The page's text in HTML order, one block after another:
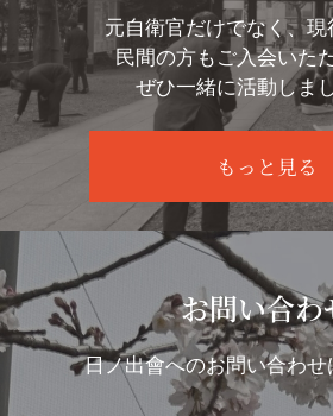
元自衛官だけでなく、現
民間の方もご入会いた
ぜひ一緒に活動しま
もっと見る
お問い合わ
日ノ出會へのお問い合わ